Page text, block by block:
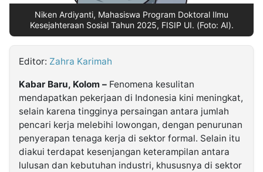
Kabarbaru.co
2026
Niken Ardiyanti, Mahasiswa Program Doktoral Ilmu
Kesejahteraan Sosial Tahun 2025, FISIP UI. (Foto: AI).
Editor: Zahra Karimah
Kabar Baru, Kolom – Fenomena kesulitan
mendapatkan pekerjaan di Indonesia kini meningkat,
selain karena tingginya persaingan antara jumlah
pencari kerja melebihi lowongan, dengan penurunan
penyerapan tenaga kerja di sektor formal. Selain itu
diakui terdapat kesenjangan keterampilan antara
lulusan dan kebutuhan industri, khususnya di sektor